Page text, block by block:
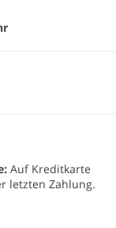
Auf Kreditkarte
letzten Zahlung.